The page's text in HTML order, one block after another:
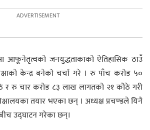
आफूनेतृत्वको जनयुद्धताकाको ऐतिहासिक ठाउँ
केन्द्र बनेको चर्चा गरे । रु पाँच करोड ५०
रु चार करोड ८३ लाख लागतको २१ कोेठे गरी
तयार भएका छन् । अध्यक्ष प्रचण्डले यिनै
उद्घाटन गरेका छन्।